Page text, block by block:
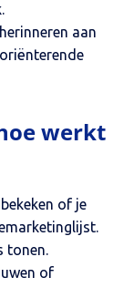
aan
werkt
of je
tonen.
of